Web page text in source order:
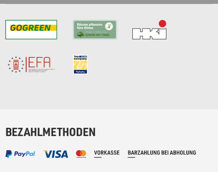
BEZAHLMETHODEN